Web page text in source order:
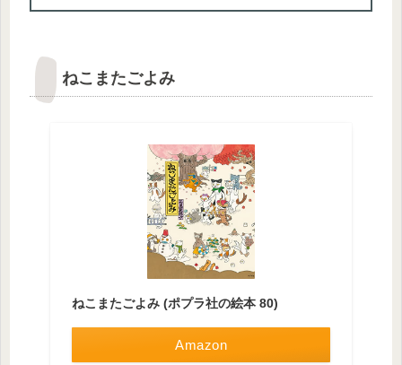
ねこまたごよみ
ねこまたごよみ (ポプラ社の絵本 80)
Amazon